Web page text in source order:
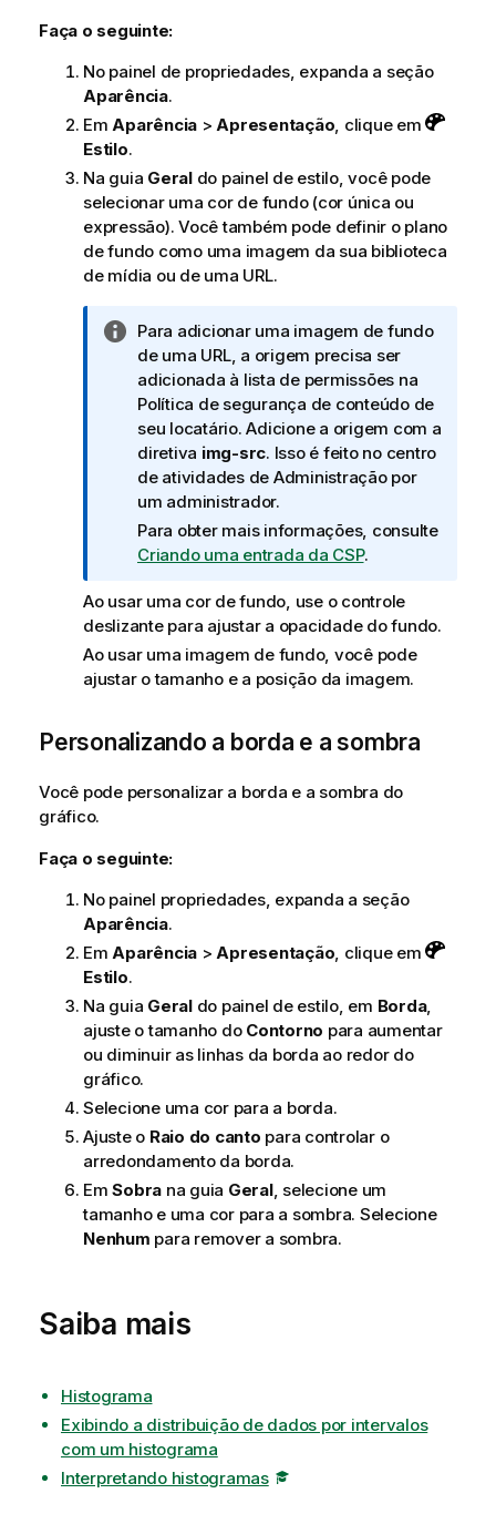
Faça o seguinte:
No painel de propriedades, expanda a seção
Aparência.
EmAparência >Apresentação, clique em
Estilo.
Na guia Geraldo painel de estilo, você pode
selecionar uma cor de fundo (cor única ou
expressão). Você também pode definir o plano
de fundo como uma imagem da sua biblioteca
de mídia ou de uma URL.
N
o
t
a
i
n
f
o
r
m
t
i
v
a
Para adicionar uma imagem de fundo
de uma URL, a origem precisa ser
adicionada à lista de permissões na
Política de segurança de conteúdo de
seu locatário. Adicione a origem com a
diretiva img-src. Isso é feito no centro
de atividades de Administraçãopor
um administrador.
Para obter mais informações, consulte
Criando uma entrada da CSP.
Ao usar uma cor de fundo, use o controle
deslizante para ajustar a opacidade do fundo.
Ao usar uma imagem de fundo, você pode
ajustar o tamanho e a posição da imagem.
Personalizando a borda e a sombra
Você pode personalizar a borda e a sombra do
gráfico.
Faça o seguinte:
No painel propriedades, expanda a seção
Aparência.
EmAparência >Apresentação, clique em
Estilo.
Na guia Geraldo painel de estilo, em Borda,
ajuste o tamanho do Contorno para aumentar
ou diminuir as linhas da borda ao redor do
gráfico.
Selecione uma cor para a borda.
Ajuste o Raio do canto para controlar o
arredondamento da borda.
EmSobra na guia Geral, selecione um
tamanho e uma cor para a sombra. Selecione
Nenhum para remover a sombra.
Saiba mais
Histograma
Exibindo a distribuição de dados por intervalos
com um histograma
Interpretando histogramas